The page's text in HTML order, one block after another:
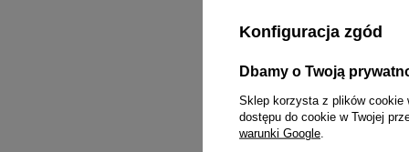
W Polsce
warto
ON
Konfiguracja zgód
Dbamy o Twoją
Sklep korzysta z plików cookie
dostępu do cookie w Twojej
warunki Google